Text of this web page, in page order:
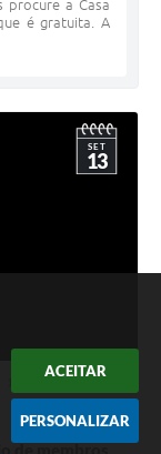
ACEITAR
PERSONALIZAR
procure a Casa
é gratuita. A
SET
13
de membros